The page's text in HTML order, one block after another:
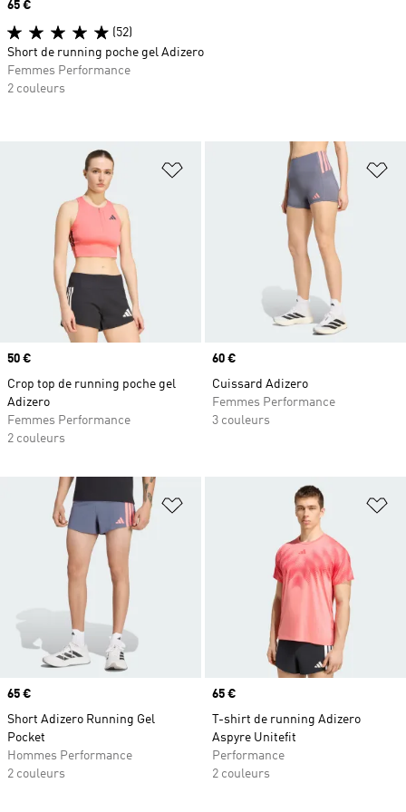
Ajouter à la Liste de produits
Prix
50 €
Crop top de running poche gel
Adizero
Femmes Performance
2 couleurs
Prix
60 €
Cuissard Adizero
Femmes Performance
3 couleurs
Ajouter à la Liste de produits
Prix
65 €
Short Adizero Running Gel
Pocket
Hommes Performance
2 couleurs
Prix
65 €
T-shirt de running Adizero
Aspyre Unitefit
Performance
2 couleurs
Prix
65 €
(52)
Short de running poche gel Adizero
Femmes Performance
2 couleurs